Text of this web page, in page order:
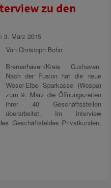
zu den
3. März 2015
Von Christoph Bohn
Bremerhaven/Kreis Cuxhaven.
Nach der Fusion hat die neue
Weser-Elbe Sparkasse (Wespa)
zum 9. März die Öffnungszeiten
ihrer 40 Geschäftsstellen
überarbeitet. Im Interview
Geschäftsfeldes Privatkunden,